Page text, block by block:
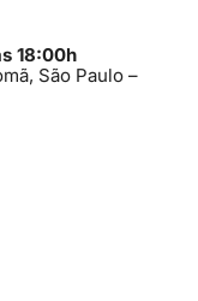
18:00h
São Paulo –